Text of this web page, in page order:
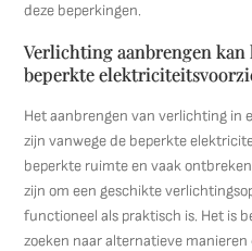
deze beperkingen.
Verlichting aanbrengen kan
beperkte
Het aanbrengen van verlichting in
zijn vanwege de beperkte
beperkte ruimte en vaak
zijn om een geschikte
functioneel als praktisch is. Het is
zoeken naar alternatieve